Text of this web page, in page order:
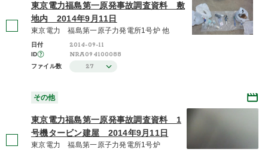
東京電力福島第一原発事故調査資料 敷
地内 2014年9月11日
東京電力 福島第一原子力発電所1号炉 他
日付 2014-09-11
ID NRA094100088
ファイル数 27
その他
東京電力福島第一原発事故調査資料 1
号機タービン建屋 2014年9月11日
東京電力 福島第一原子力発電所1号炉